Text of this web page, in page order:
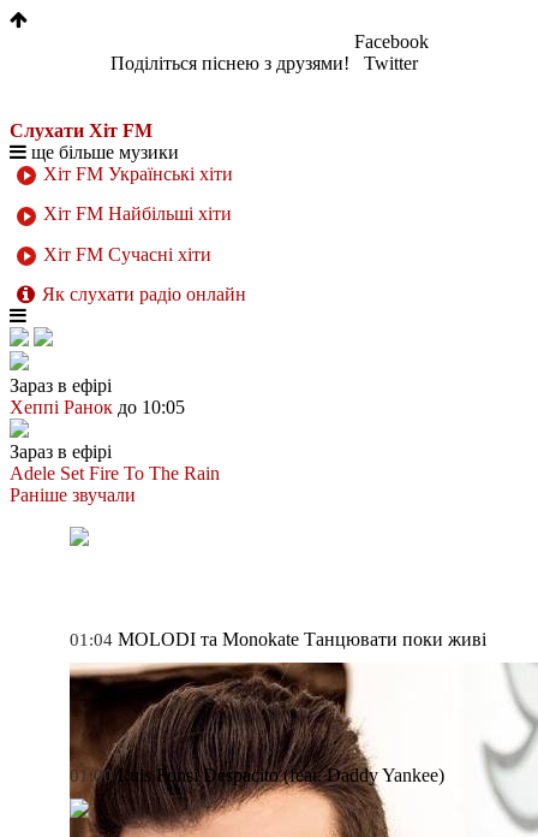
Поділіться піснею з друзями!
Facebook
Twitter
Слухати Хіт FM
ще більше музики
Хіт FM Українські хіти
Хіт FM Найбільші хіти
Хіт FM Сучасні хіти
Як слухати радіо онлайн
Зараз в ефірі
Хеппі Ранок до 10:05
Зараз в ефірі
Adele Set Fire To The Rain
Раніше звучали
01:04 MOLODI та Monokate Танцювати поки живі
01:00 Luis Fonsi Despacito (feat. Daddy Yankee)